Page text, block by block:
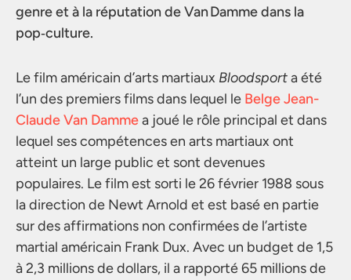
genre et à la réputation de Van Damme dans la
pop‑culture.
Le film américain d’arts martiaux Bloodsporta été
l’un des premiers films dans lequel le Belge Jean-
Claude Van Dammea joué le rôle principal et dans
lequel ses compétences en arts martiaux ont
atteint un large public et sont devenues
populaires. Le film est sorti le 26 février 1988 sous
la direction de Newt Arnold et est basé en partie
sur des affirmations non confirmées de l’artiste
martial américain Frank Dux. Avec un budget de 1,5
à 2,3 millions de dollars, il a rapporté 65 millions de